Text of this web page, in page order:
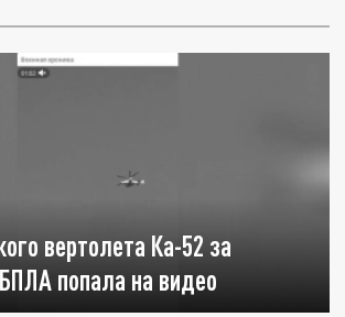
вертолета Ка-52 за
попала на видео